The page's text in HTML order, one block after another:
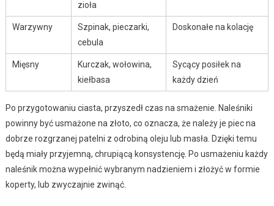
zioła
Warzywny
Szpinak, pieczarki,
cebula
Doskonałe na kolację
Mięsny
Kurczak, wołowina,
kiełbasa
Sycący posiłek na
każdy dzień
Po przygotowaniu ciasta, przyszedł czas na smażenie. Naleśniki
powinny być usmażone na złoto, co oznacza, że należy je piec na
dobrze rozgrzanej patelni z odrobiną oleju lub masła. Dzięki temu
będą miały przyjemną, chrupiącą konsystencję. Po usmażeniu każdy
naleśnik można wypełnić wybranym nadzieniem i złożyć w formie
koperty, lub zwyczajnie zwinąć.